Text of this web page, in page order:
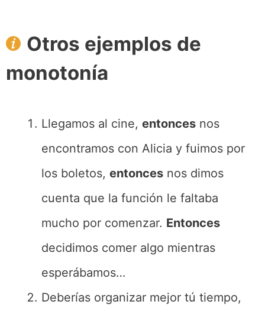
Otros ejemplos de
monotonía
Llegamos al cine, entonces nos
encontramos con Alicia y fuimos por
los boletos, entonces nos dimos
cuenta que la función le faltaba
mucho por comenzar. Entonces
decidimos comer algo mientras
esperábamos…
Deberías organizar mejor tú tiempo,